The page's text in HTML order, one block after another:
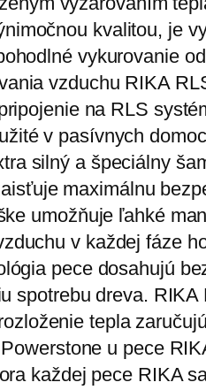
kvalitou, je
vykurovanie
vzduchu RIKA
na RLS
v pasívnych
silný a špeciálny
maximálnu
umožňuje ľahké
v každej fáze
pece dosahujú
spotrebu dreva. RIKA
tepla
u pece
každej pece RIKA